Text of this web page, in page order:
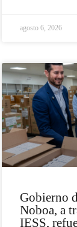
agosto 6, 2026
Gobierno
Noboa, a
IESS,